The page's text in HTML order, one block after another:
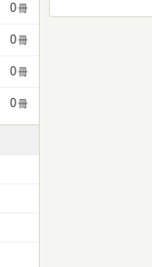
0冊
0冊
0冊
0冊